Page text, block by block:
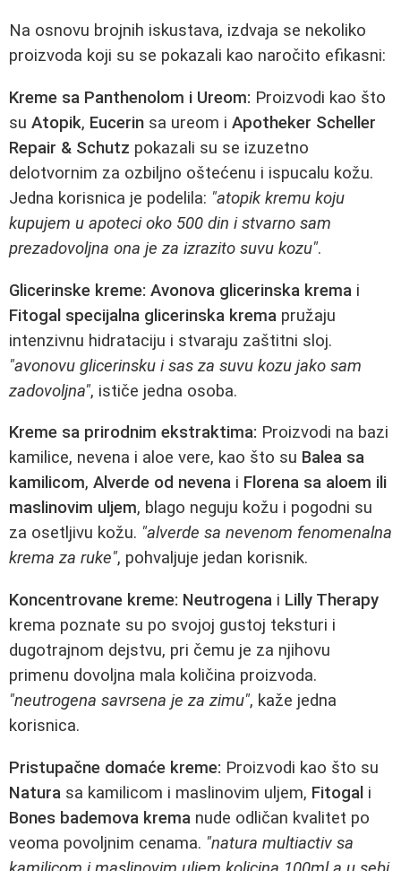
Na osnovu brojnih iskustava, izdvaja se nekoliko
proizvoda koji su se pokazali kao naročito efikasni:
Kreme sa Panthenolom i Ureom: Proizvodi kao što
su Atopik, Eucerin sa ureom i Apotheker Scheller
Repair & Schutz pokazali su se izuzetno
delotvornim za ozbiljno oštećenu i ispucalu kožu.
Jedna korisnica je podelila: "atopik kremu koju
kupujem u apoteci oko 500 din i stvarno sam
prezadovoljna ona je za izrazito suvu kozu".
Glicerinske kreme: Avonova glicerinska krema i
Fitogal specijalna glicerinska krema pružaju
intenzivnu hidrataciju i stvaraju zaštitni sloj.
"avonovu glicerinsku i sas za suvu kozu jako sam
zadovoljna", ističe jedna osoba.
Kreme sa prirodnim ekstraktima: Proizvodi na bazi
kamilice, nevena i aloe vere, kao što su Balea sa
kamilicom, Alverde od nevena i Florena sa aloem ili
maslinovim uljem, blago neguju kožu i pogodni su
za osetljivu kožu. "alverde sa nevenom fenomenalna
krema za ruke", pohvaljuje jedan korisnik.
Koncentrovane kreme: Neutrogena i Lilly Therapy
krema poznate su po svojoj gustoj teksturi i
dugotrajnom dejstvu, pri čemu je za njihovu
primenu dovoljna mala količina proizvoda.
"neutrogena savrsena je za zimu", kaže jedna
korisnica.
Pristupačne domaće kreme: Proizvodi kao što su
Natura sa kamilicom i maslinovim uljem, Fitogal i
Bones bademova krema nude odličan kvalitet po
veoma povoljnim cenama. "natura multiactiv sa